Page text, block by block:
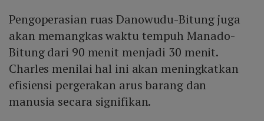
Pengoperasian ruas Danowudu-Bitung juga
akan memangkas waktu tempuh Manado-
Bitung dari 90 menit menjadi 30 menit.
Charles menilai hal ini akan meningkatkan
efisiensi pergerakan arus barang dan
manusia secara signifikan.